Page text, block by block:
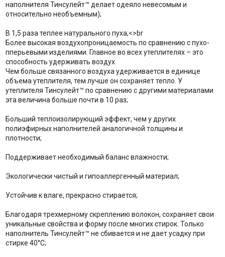
наполнителя Тинсулейт™ делает одеяло невесомым и
относительно необъемным);
В 1,5 раза теплее натурального пуха;<>br
Более высокая воздухопроницаемость по сравнению с пухо-
пперьевыми изделиями. Главное во всех утеплителях – это
способность удерживать воздух.
Чем больше связанного воздуха удерживается в единице
объема утеплителя, тем лучше он сохраняет тепло. У
утеплителя Тинсулейт™ по сравнению с другими материалами
эта величина больше почти в 10 раз;
Больший теплоизолирующий эффект, чем у других
полиэфирных наполнителей аналогичной толщины и
плотности;
Поддерживает необходимый баланс влажности;
Экологически чистый и гипоаллергенный материал;
Устойчив к влаге, прекрасно стирается;
Благодаря трехмерному скреплению волокон, сохраняет свои
уникальные свойства и форму после многих стирок. Только
наполнитель Тинсулейт™ не сбивается и не дает усадку при
стирке 40°С;